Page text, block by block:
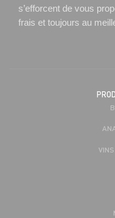
s’efforcent de vous
frais et toujours au